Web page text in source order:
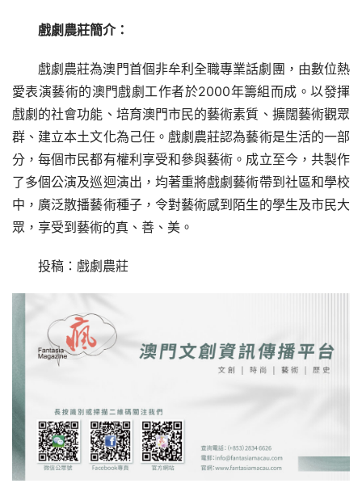
戲劇農莊簡介：
戲劇農莊為澳門首個非牟利全職專業話劇團，由數位熱
愛表演藝術的澳門戲劇工作者於2000年籌組而成。以發揮
戲劇的社會功能、培育澳門市民的藝術素質、擴闊藝術觀眾
群、建立本土文化為己任。戲劇農莊認為藝術是生活的一部
分，每個市民都有權利享受和參與藝術。成立至今，共製作
了多個公演及巡迴演出，均著重將戲劇藝術帶到社區和學校
中，廣泛散播藝術種子，令對藝術感到陌生的學生及市民大
眾，享受到藝術的真、善、美。
投稿：戲劇農莊